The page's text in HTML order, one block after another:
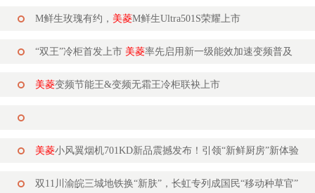
M鲜生玫瑰有约， 美菱M鲜生Ultra501S荣耀上市
“双王”冷柜首发上市 美菱率先启用新一级能效加速变频普及
美菱变频节能王&变频无霜王冷柜联袂上市
美菱小风翼烟机701KD新品震撼发布！引领“新鲜厨房”新体验
双11川渝皖三城地铁换“新肤”，长虹专列成国民“移动种草官”